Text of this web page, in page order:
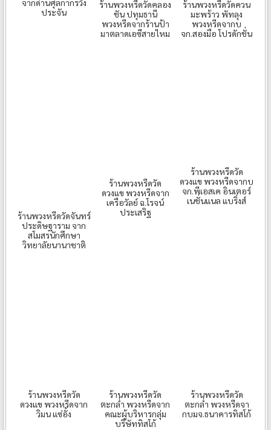
ประจัน
ร้านพวงหรีดวัดคลอง
ชัน ปทุมธานี
พวงหรีดจากร้านป้า
มาตลาดเอซีสายไหม
ร้านพวงหรีดวัดควน
มะพร้าว พัทลุง
พวงหรีดจากบ
จก.สองมือ โปรดักชั่น
ร้านพวงหรีดวัดจันทร์
ประดิษฐาราม จาก
สโมสรนักศึกษา
วิทยาลัยนานาชาติ
ร้านพวงหรีดวัด
ดวงแข พวงหรีดจาก
เครือวัลย์ ฉ.โรจน์
ประเสริฐ
ร้านพวงหรีดวัด
ดวงแข พวงหรีดจากบ
จก.พีเอสเค อินเตอร์
เนชั่นแนล แบริ่งส์
ร้านพวงหรีดวัด
ดวงแข พวงหรีดจาก
วิมน แซ่อั้ง
ร้านพวงหรีดวัด
ตะกล่ำ พวงหรีดจาก
คณะผู้บริหารกลุ่ม
บริษัททิสโก้
ร้านพวงหรีดวัด
ตะกล่ำ พวงหรีดจา
กบมจ.ธนาคารทิสโก้